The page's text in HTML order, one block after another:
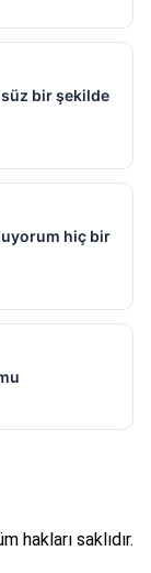
bir şekilde
hiç bir
hakları saklıdır.